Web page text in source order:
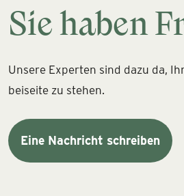
Sie haben
Unsere Experten sind dazu da,
beiseite zu stehen.
Eine Nachricht schreiben